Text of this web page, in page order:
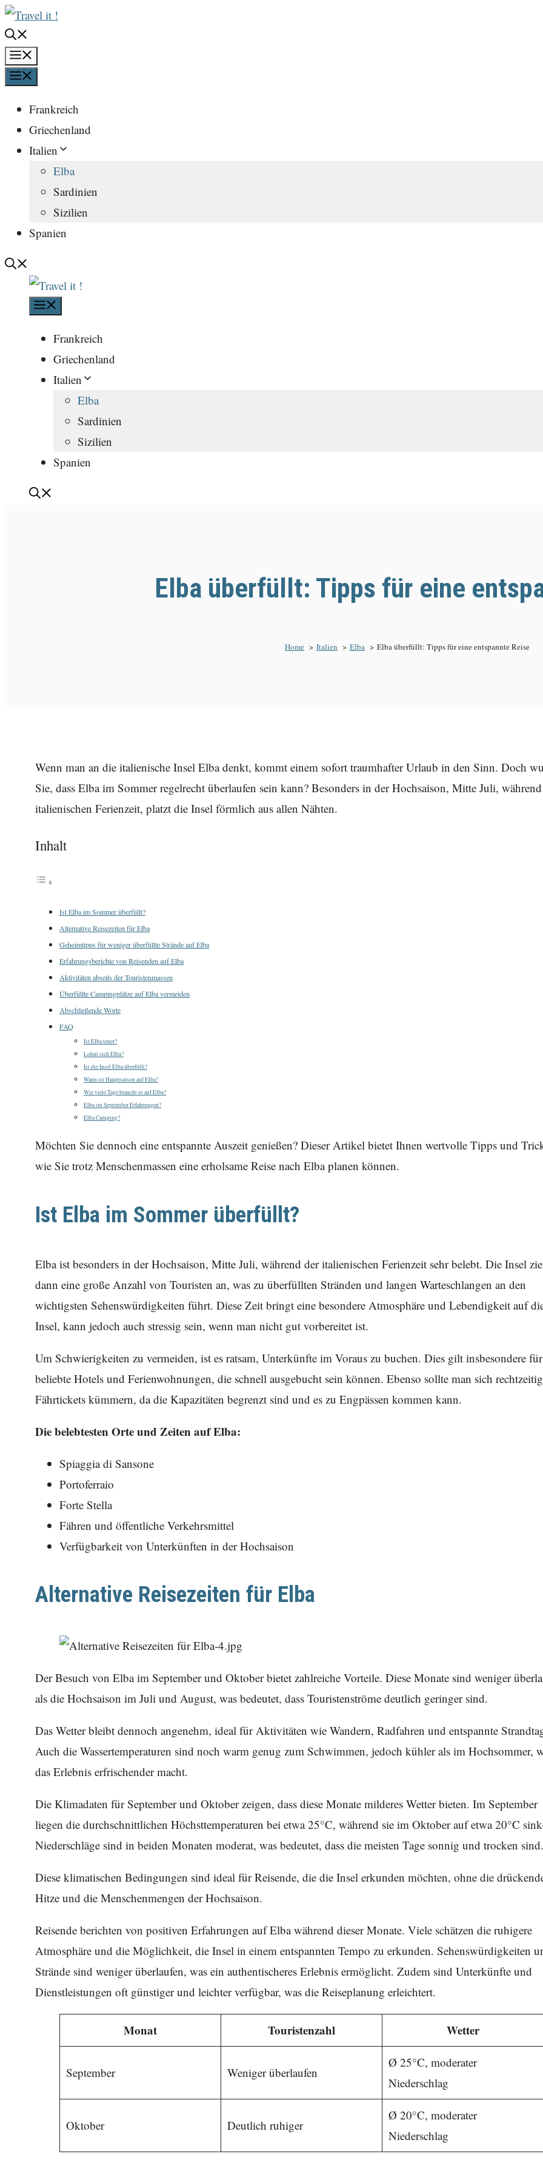
Zum
Inhalt
springen
Frankreich
Griechenland
Italien
Elba
Sardinien
Sizilien
Spanien
Frankreich
Griechenland
Italien
Elba
Sardinien
Sizilien
Spanien
Elba überfüllt: Tipps für eine
Home Italien Elba Elba überfüllt: Tipps für eine entspannte Reise
Wenn man an die italienische Insel Elba denkt, kommt einem sofort traumhafter Urlaub in den Sinn. Doch
Sie, dass Elba im Sommer regelrecht überlaufen sein kann? Besonders in der Hochsaison, Mitte Juli,
italienischen Ferienzeit, platzt die Insel förmlich aus allen Nähten.
Inhalt
Ist Elba im Sommer überfüllt?
Alternative Reisezeiten für Elba
Geheimtipps für weniger überfüllte Strände auf Elba
Erfahrungsberichte von Reisenden auf Elba
Aktivitäten abseits der Touristenmassen
Überfüllte Campingplätze auf Elba vermeiden
Abschließende Worte
FAQ
Ist Elba teuer?
Lohnt sich Elba?
Ist die Insel Elba überfüllt?
Wann ist Hauptsaison auf Elba?
Wie viele Tage braucht es auf Elba?
Elba im September Erfahrungen?
Elba Camping?
Möchten Sie dennoch eine entspannte Auszeit genießen? Dieser Artikel bietet Ihnen wertvolle Tipps und
wie Sie trotz Menschenmassen eine erholsame Reise nach Elba planen können.
Ist Elba im Sommer überfüllt?
Elba ist besonders in der Hochsaison, Mitte Juli, während der italienischen Ferienzeit sehr belebt. Die Insel
dann eine große Anzahl von Touristen an, was zu überfüllten Stränden und langen Warteschlangen an den
wichtigsten Sehenswürdigkeiten führt. Diese Zeit bringt eine besondere Atmosphäre und Lebendigkeit auf
Insel, kann jedoch auch stressig sein, wenn man nicht gut vorbereitet ist.
Um Schwierigkeiten zu vermeiden, ist es ratsam, Unterkünfte im Voraus zu buchen. Dies gilt insbesondere für
beliebte Hotels und Ferienwohnungen, die schnell ausgebucht sein können. Ebenso sollte man sich
Fährtickets kümmern, da die Kapazitäten begrenzt sind und es zu Engpässen kommen kann.
Die belebtesten Orte und Zeiten auf Elba:
Spiaggia di Sansone
Portoferraio
Forte Stella
Fähren und öffentliche Verkehrsmittel
Verfügbarkeit von Unterkünften in der Hochsaison
Alternative Reisezeiten für Elba
Der Besuch von Elba im September und Oktober bietet zahlreiche Vorteile. Diese Monate sind weniger
als die Hochsaison im Juli und August, was bedeutet, dass Touristenströme deutlich geringer sind.
Das Wetter bleibt dennoch angenehm, ideal für Aktivitäten wie Wandern, Radfahren und entspannte
Auch die Wassertemperaturen sind noch warm genug zum Schwimmen, jedoch kühler als im Hochsommer,
das Erlebnis erfrischender macht.
Die Klimadaten für September und Oktober zeigen, dass diese Monate milderes Wetter bieten. Im September
liegen die durchschnittlichen Höchsttemperaturen bei etwa 25°C, während sie im Oktober auf etwa 20°C
Niederschläge sind in beiden Monaten moderat, was bedeutet, dass die meisten Tage sonnig und trocken sind.
Diese klimatischen Bedingungen sind ideal für Reisende, die die Insel erkunden möchten, ohne die
Hitze und die Menschenmengen der Hochsaison.
Reisende berichten von positiven Erfahrungen auf Elba während dieser Monate. Viele schätzen die ruhigere
Atmosphäre und die Möglichkeit, die Insel in einem entspannten Tempo zu erkunden. Sehenswürdigkeiten
Strände sind weniger überlaufen, was ein authentischeres Erlebnis ermöglicht. Zudem sind Unterkünfte und
Dienstleistungen oft günstiger und leichter verfügbar, was die Reiseplanung erleichtert.
Monat Touristenzahl Wetter
September Weniger überlaufen
Ø 25°C, moderater
Niederschlag
Oktober Deutlich ruhiger
Ø 20°C, moderater
Niederschlag